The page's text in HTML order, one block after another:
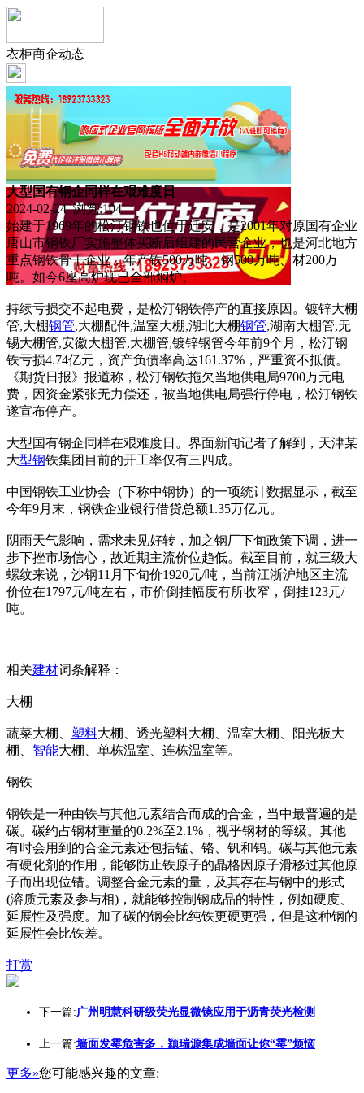
衣柜商企动态
大型国有钢企同样在艰难度日
2024-02-24 浏览:104
始建于1969年的松汀钢铁也位于迁安，是2001年对原国有企业
唐山市钢铁厂实施整体买断后组建的民营企业，也是河北地方
重点钢铁骨干企业，年产铁500万吨、钢500万吨、材200万
吨。如今6座高炉现已全部焖炉。
持续亏损交不起电费，是松汀钢铁停产的直接原因。镀锌大棚
管,大棚钢管,大棚配件,温室大棚,湖北大棚钢管,湖南大棚管,无
锡大棚管,安徽大棚管,大棚管,镀锌钢管今年前9个月，松汀钢
铁亏损4.74亿元，资产负债率高达161.37%，严重资不抵债。
《期货日报》报道称，松汀钢铁拖欠当地供电局9700万元电
费，因资金紧张无力偿还，被当地供电局强行停电，松汀钢铁
遂宣布停产。
大型国有钢企同样在艰难度日。界面新闻记者了解到，天津某
大型钢铁集团目前的开工率仅有三四成。
中国钢铁工业协会（下称中钢协）的一项统计数据显示，截至
今年9月末，钢铁企业银行借贷总额1.35万亿元。
阴雨天气影响，需求未见好转，加之钢厂下旬政策下调，进一
步下挫市场信心，故近期主流价位趋低。截至目前，就三级大
螺纹来说，沙钢11月下旬价1920元/吨，当前江浙沪地区主流
价位在1797元/吨左右，市价倒挂幅度有所收窄，倒挂123元/
吨。
相关建材词条解释：
大棚
蔬菜大棚、 塑料大棚、透光塑料大棚、温室大棚、阳光板大
棚、 智能大棚、单栋温室、连栋温室等。
钢铁
钢铁是一种由铁与其他元素结合而成的合金，当中最普遍的是
碳。碳约占钢材重量的0.2%至2.1%，视乎钢材的等级。其他
有时会用到的合金元素还包括锰、铬、钒和钨。碳与其他元素
有硬化剂的作用，能够防止铁原子的晶格因原子滑移过其他原
子而出现位错。调整合金元素的量，及其存在与钢中的形式
(溶质元素及参与相)，就能够控制钢成品的特性，例如硬度、
延展性及强度。加了碳的钢会比纯铁更硬更强，但是这种钢的
延展性会比铁差。
打赏
下一篇:广州明慧科研级荧光显微镜应用于沥青荧光检测
上一篇:墙面发霉危害多，颍瑞源集成墙面让你“霉”烦恼
更多»您可能感兴趣的文章: